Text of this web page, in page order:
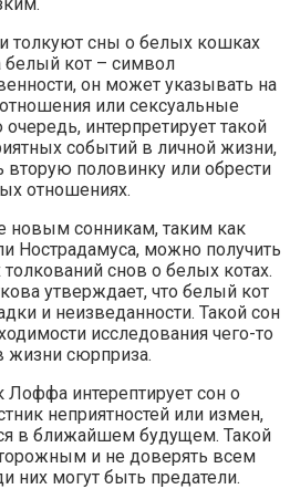
толкуют сны о белых кошках
кот – символ
он может указывать на
или сексуальные
интерпретирует такой
событий в личной жизни,
вторую половинку или обрести
отношениях.
новым сонникам, таким как
Нострадамуса, можно получить
снов о белых котах.
утверждает, что белый кот
и неизведанности. Такой сон
исследования чего-то
жизни сюрприза.
интерептирует сон о
неприятностей или измен,
в ближайшем будущем. Такой
и не доверять всем
них могут быть предатели.